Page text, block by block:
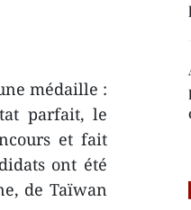
médaille :
parfait, le
et fait
ont été
de Taïwan